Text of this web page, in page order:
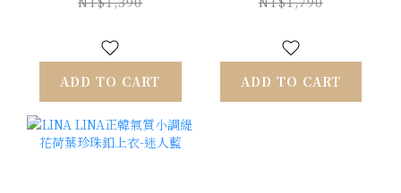
ADD TO CART ADD TO CART